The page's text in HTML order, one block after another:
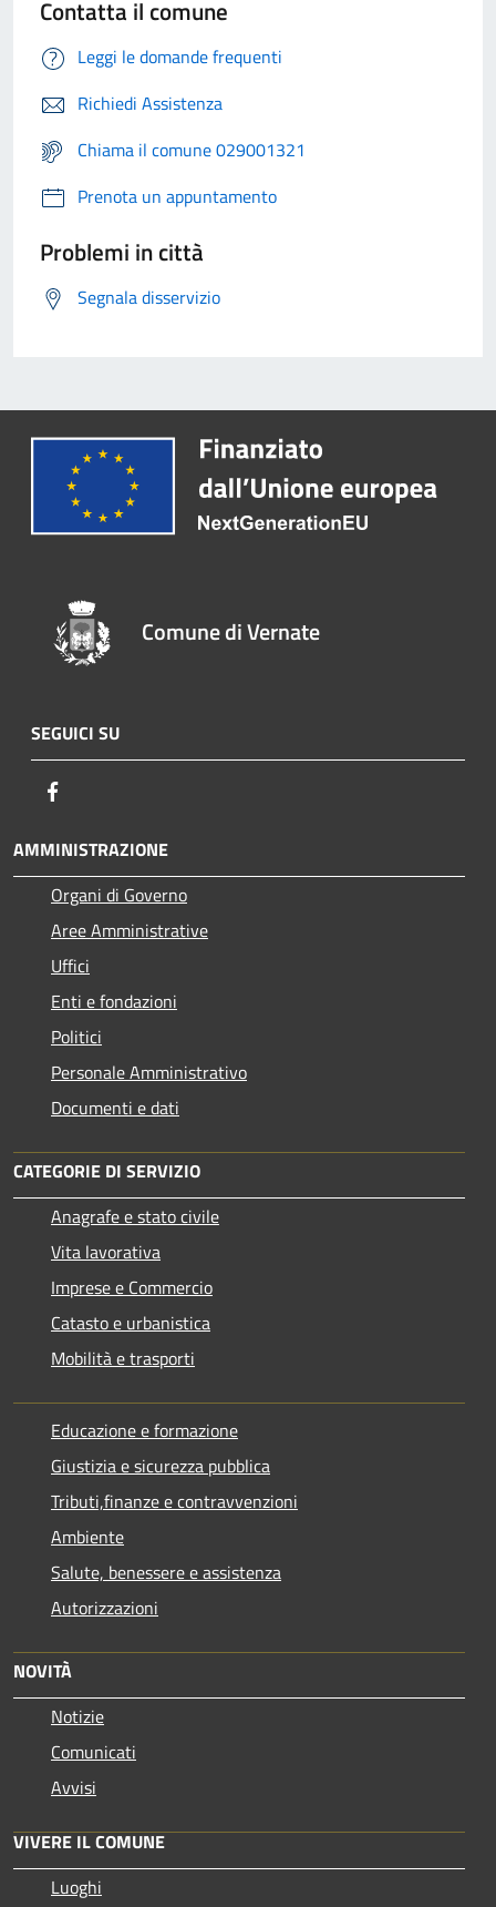
Contatta il comune
Leggi le domande frequenti
Richiedi Assistenza
Chiama il comune 029001321
Prenota un appuntamento
Problemi in città
Segnala disservizio
Comune di Vernate
SEGUICI SU
AMMINISTRAZIONE
Organi di Governo
Aree Amministrative
Uffici
Enti e fondazioni
Politici
Personale Amministrativo
Documenti e dati
CATEGORIE DI SERVIZIO
Anagrafe e stato civile
Vita lavorativa
Imprese e Commercio
Catasto e urbanistica
Mobilità e trasporti
Educazione e formazione
Giustizia e sicurezza pubblica
Tributi,finanze e contravvenzioni
Ambiente
Salute, benessere e assistenza
Autorizzazioni
NOVITÀ
Notizie
Comunicati
Avvisi
VIVERE IL COMUNE
Luoghi